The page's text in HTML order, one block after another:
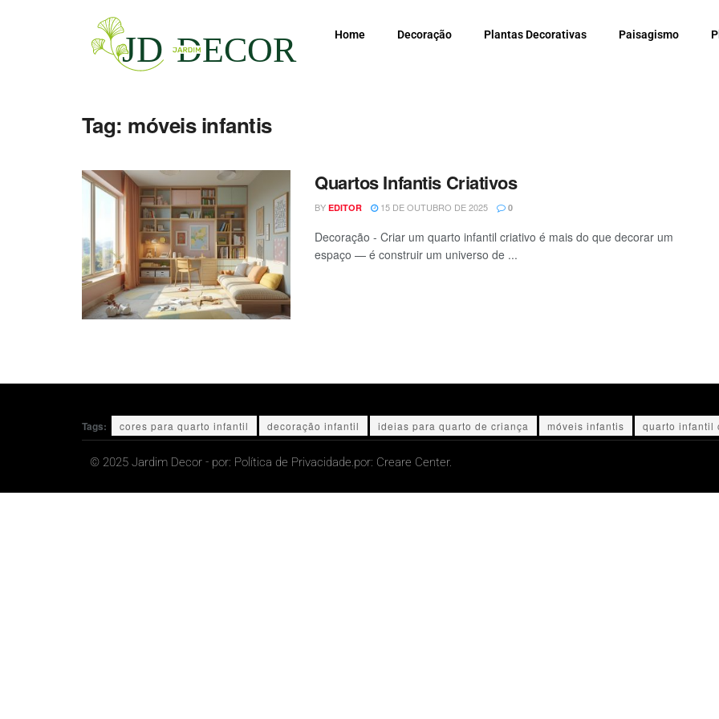
Home Decoração Plantas Decorativas Paisagismo
Tag: móveis infantis
Quartos Infantis Criativos
BY EDITOR 15 DE OUTUBRO DE 2025 0
Decoração - Criar um quarto infantil criativo é mais do que decorar um
espaço — é construir um universo de ...
Tags: cores para quarto infantil decoração infantil ideias para quarto de criança móveis infantis quarto infantil
© 2025 Jardim Decor - por: Política de Privacidade.por: Creare Center.